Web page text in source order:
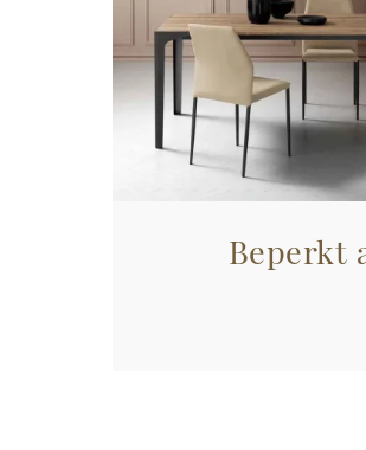
Beperkt